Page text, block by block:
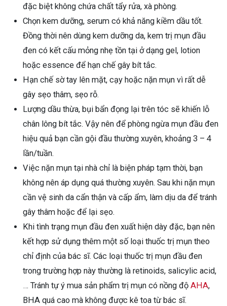
đặc biệt không chứa chất tẩy rửa, xà phòng.
Chọn kem dưỡng, serum có khả năng kiềm dầu tốt.
Đồng thời nên dùng kem dưỡng da, kem trị mụn đầu
đen có kết cấu mỏng nhẹ tồn tại ở dạng gel, lotion
hoặc essence để hạn chế gây bít tắc.
Hạn chế sờ tay lên mặt, cạy hoặc nặn mụn vì rất dễ
gây sẹo thâm, sẹo rỗ.
Lượng dầu thừa, bụi bẩn đọng lại trên tóc sẽ khiến lỗ
chân lông bít tắc. Vậy nên để phòng ngừa mụn đầu đen
hiệu quả bạn cần gội đầu thường xuyên, khoảng 3 – 4
lần/tuần.
Việc nặn mụn tại nhà chỉ là biện pháp tạm thời, bạn
không nên áp dụng quá thường xuyên. Sau khi nặn mụn
cần vệ sinh da cẩn thận và cấp ẩm, làm dịu da để tránh
gây thâm hoặc để lại sẹo.
Khi tình trạng mụn đầu đen xuất hiện dày đặc, bạn nên
kết hợp sử dụng thêm một số loại thuốc trị mụn theo
chỉ định của bác sĩ. Các loại thuốc trị mụn đầu đen
trong trường hợp này thường là retinoids, salicylic acid,
… Tránh tự ý mua sản phẩm trị mụn có nồng độ AHA,
BHA quá cao mà không được kê toa từ bác sĩ.